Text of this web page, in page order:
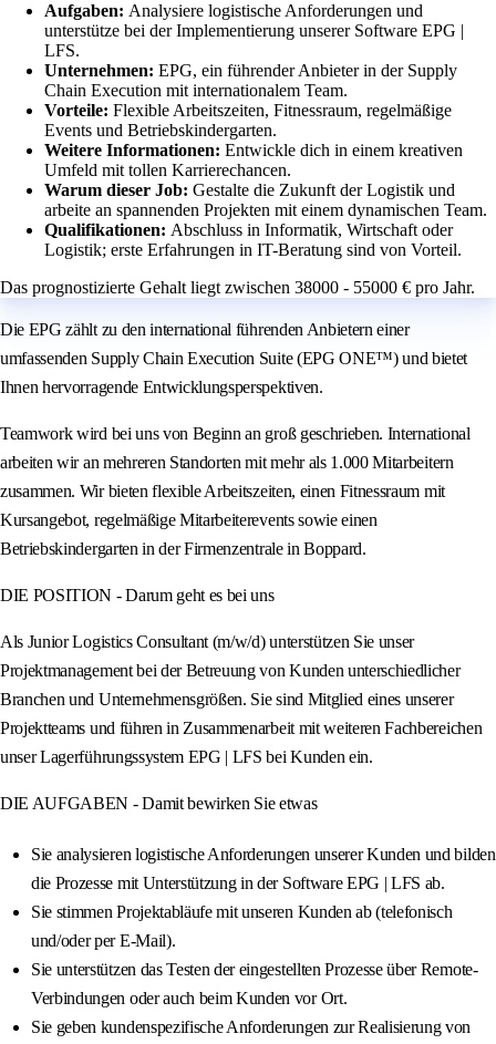
Aufgaben: Analysiere logistische Anforderungen und
unterstütze bei der Implementierung unserer Software EPG |
LFS.
Unternehmen: EPG, ein führender Anbieter in der Supply
Chain Execution mit internationalem Team.
Vorteile: Flexible Arbeitszeiten, Fitnessraum, regelmäßige
Events und Betriebskindergarten.
Weitere Informationen: Entwickle dich in einem kreativen
Umfeld mit tollen Karrierechancen.
Warum dieser Job: Gestalte die Zukunft der Logistik und
arbeite an spannenden Projekten mit einem dynamischen Team.
Qualifikationen: Abschluss in Informatik, Wirtschaft oder
Logistik; erste Erfahrungen in IT-Beratung sind von Vorteil.
Das prognostizierte Gehalt liegt zwischen 38000 - 55000 € pro Jahr.
Die EPG zählt zu den international führenden Anbietern einer
umfassenden Supply Chain Execution Suite (EPG ONE™) und bietet
Ihnen hervorragende Entwicklungsperspektiven.
Teamwork wird bei uns von Beginn an groß geschrieben. International
arbeiten wir an mehreren Standorten mit mehr als 1.000 Mitarbeitern
zusammen. Wir bieten flexible Arbeitszeiten, einen Fitnessraum mit
Kursangebot, regelmäßige Mitarbeiterevents sowie einen
Betriebskindergarten in der Firmenzentrale in Boppard.
DIE POSITION - Darum geht es bei uns
Als Junior Logistics Consultant (m/w/d) unterstützen Sie unser
Projektmanagement bei der Betreuung von Kunden unterschiedlicher
Branchen und Unternehmensgrößen. Sie sind Mitglied eines unserer
Projektteams und führen in Zusammenarbeit mit weiteren Fachbereichen
unser Lagerführungssystem EPG | LFS bei Kunden ein.
DIE AUFGABEN - Damit bewirken Sie etwas
Sie analysieren logistische Anforderungen unserer Kunden und bilden
die Prozesse mit Unterstützung in der Software EPG | LFS ab.
Sie stimmen Projektabläufe mit unseren Kunden ab (telefonisch
und/oder per E-Mail).
Sie unterstützen das Testen der eingestellten Prozesse über Remote-
Verbindungen oder auch beim Kunden vor Ort.
Sie geben kundenspezifische Anforderungen zur Realisierung von